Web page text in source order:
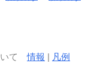
いて情報 | 凡例